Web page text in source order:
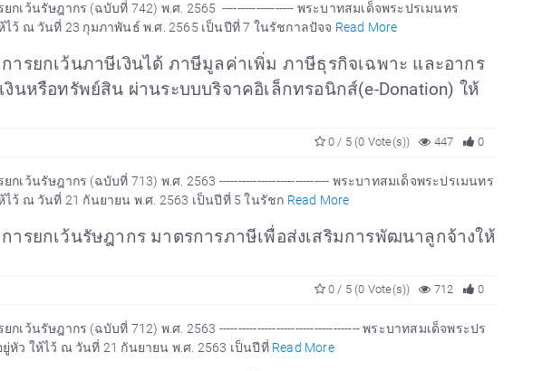
ว้นรัษฎากร (ฉบับที่ 742) พ.ศ. 2565 ------------------- พระบาทสมเด็จพระปรเมนทร
ว้ ณ วันที่ 23 กุมภาพันธ์ พ.ศ. 2565 เป็นปีที่ 7 ในรัชกาลปัจจ Read More
รยกเว้นภาษีเงินได้ ภาษีมูลค่าเพิ่ม ภาษีธุรกิจเฉพาะ และอากร
หรือทรัพย์สิน ผ่านระบบบริจาคอิเล็กทรอนิกส์(e-Donation) ให้
0
447
0 / 5 (0 Vote(s))
ว้นรัษฎากร (ฉบับที่ 713) พ.ศ. 2563 ----------------------------- พระบาทสมเด็จพระปรเมนทร
ว้ ณ วันที่ 21 กันยายน พ.ศ. 2563 เป็นปีที่ 5 ในรัชก Read More
รยกเว้นรัษฎากร มาตรการภาษีเพื่อส่งเสริมการพัฒนาลูกจ้างให้
0
712
0 / 5 (0 Vote(s))
ว้นรัษฎากร (ฉบับที่ 712) พ.ศ. 2563 ------------------------------------- พระบาทสมเด็จพระปร
ว ให้ไว้ ณ วันที่ 21 กันยายน พ.ศ. 2563 เป็นปีที่ Read More